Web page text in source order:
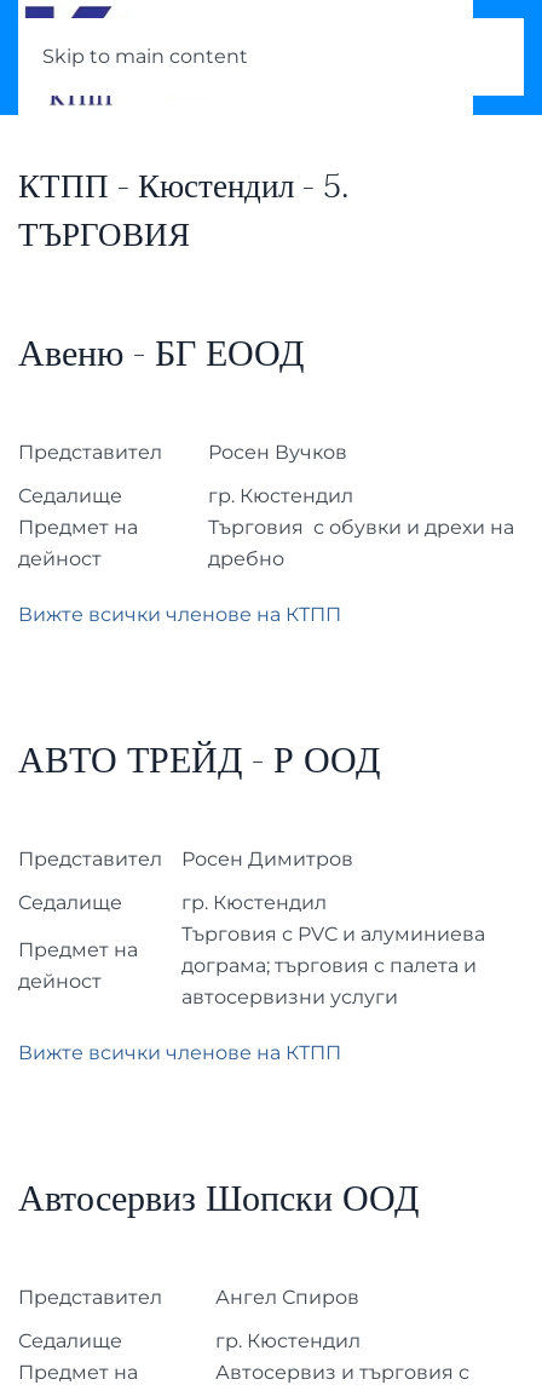
Skip to main content
КТПП - Кюстендил - 5.
ТЪРГОВИЯ
Авеню - БГ ЕООД
Представител
Росен Вучков
Седалище
гр. Кюстендил
Предмет на
дейност
Търговия с обувки и дрехи на
дребно
Вижте всички членове на КТПП
АВТО ТРЕЙД - Р ООД
Представител
Росен Димитров
Седалище
гр. Кюстендил
Предмет на
дейност
Търговия с PVC и алуминиева
дограма; търговия с палета и
автосервизни услуги
Вижте всички членове на КТПП
Автосервиз Шопски ООД
Представител
Ангел Спиров
Седалище
гр. Кюстендил
Предмет на
Автосервиз и търговия с